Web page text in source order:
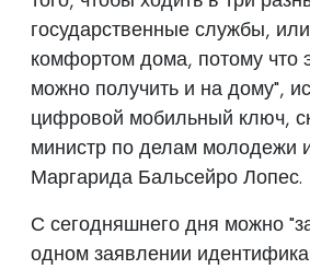
государственные службы,
комфортом дома, потому что
можно получить и на дому",
цифровой мобильный ключ,
министр по делам молодежи
Маргарида Бальсейро Лопес.
С сегодняшнего дня можно
одном заявлении